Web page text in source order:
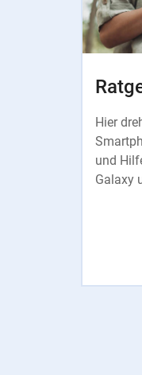
Hier
und
Galaxy